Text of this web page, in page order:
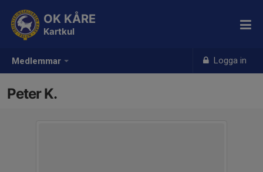
Medlemmar Logga in
OK KÅRE
Kartkul
Peter K.